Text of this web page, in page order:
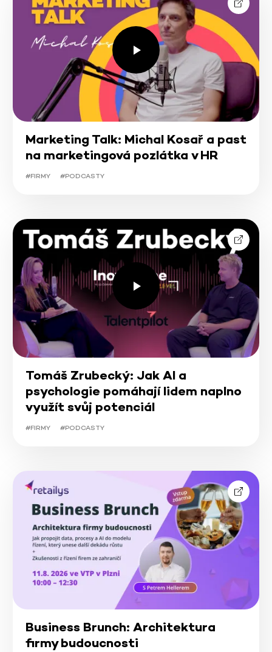
Marketing Talk: Michal Kosař a past
na marketingová pozlátka v HR
#FIRMY #PODCASTY
Tomáš Zrubecký: Jak AI a
psychologie pomáhají lidem naplno
využít svůj potenciál
#FIRMY #PODCASTY
Business Brunch: Architektura
firmy budoucnosti